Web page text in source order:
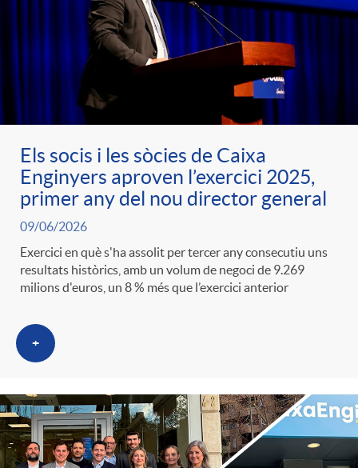
Els socis i les sòcies de Caixa
Enginyers aproven l’exercici 2025,
primer any del nou director general
09/06/2026
Exercici en què s'ha assolit per tercer any consecutiu uns
resultats històrics, amb un volum de negoci de 9.269
milions d'euros, un 8 % més que l’exercici anterior
+